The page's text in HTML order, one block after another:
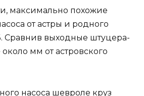
максимально похожие
от астры и родного
Сравнив выходные штуцера-
мм от астровского